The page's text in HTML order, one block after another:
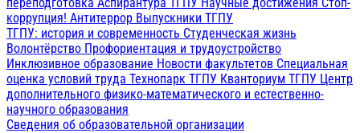
коррупция! Антитеррор Выпускники ТГПУ
ТГПУ: история и современность Студенческая жизнь
Волонтёрство Профориентация и трудоустройство
Инклюзивное образование Новости факультетов Специальная
оценка условий труда Технопарк ТГПУ Кванториум ТГПУ Центр
дополнительного физико-математического и естественно-
научного образования
Сведения об образовательной организации